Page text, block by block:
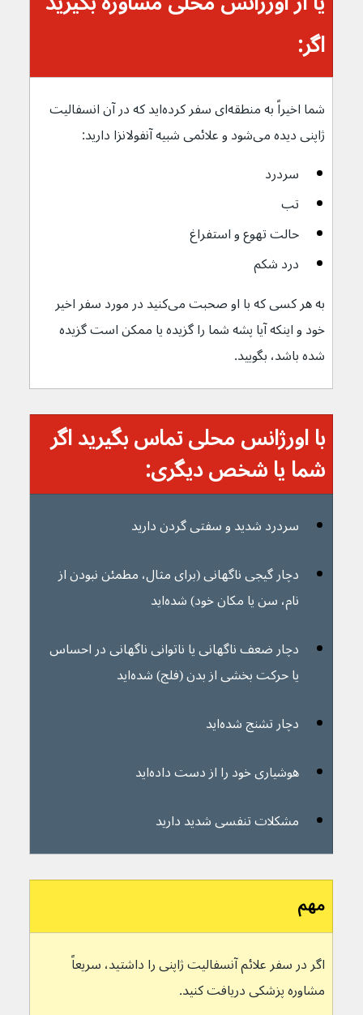
اگر:
شما اخیراً به منطقه‌ای سفر کرده‌اید که در آن انسفالیت
ژاپنی دیده می‌شود و علائمی شبیه آنفولانزا دارید:
سردرد
تب
حالت تهوع و استفراغ
درد شکم
به هر کسی که با او صحبت می‌کنید در مورد سفر اخیر
خود و اینکه آیا پشه شما را گزیده یا ممکن است گزیده
شده باشد، بگویید.
با اورژانس محلی تماس بگیرید اگر
شما یا شخص دیگری:
سردرد شدید و سفتی گردن دارید
دچار گیجی ناگهانی (برای مثال، مطمئن نبودن از
نام، سن یا مکان خود) شده‌اید
دچار ضعف ناگهانی یا ناتوانی ناگهانی در احساس
یا حرکت بخشی از بدن (فلج) شده‌اید
دچار تشنج شده‌اید
هوشیاری خود را از دست داده‌اید
مشکلات تنفسی شدید دارید
مهم
اگر در سفر علائم آنسفالیت ژاپنی را داشتید، سریعاً
مشاوره پزشکی دریافت کنید.